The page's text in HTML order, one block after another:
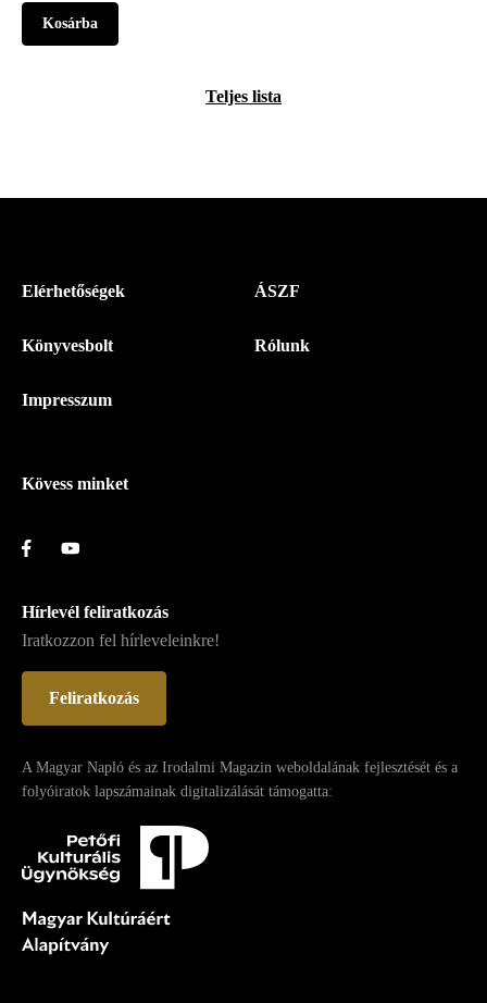
Teljes lista
Menü
Magyar
-
Elérhetőségek
Könyvesbolt
Impresszum
ÁSZF
Rólunk
Kövess minket
Hírlevél feliratkozás
Iratkozzon fel hírleveleinkre!
Feliratkozás
A Magyar Napló és az Irodalmi Magazin weboldalának fejlesztését és a
folyóiratok lapszámainak digitalizálását támogatta: